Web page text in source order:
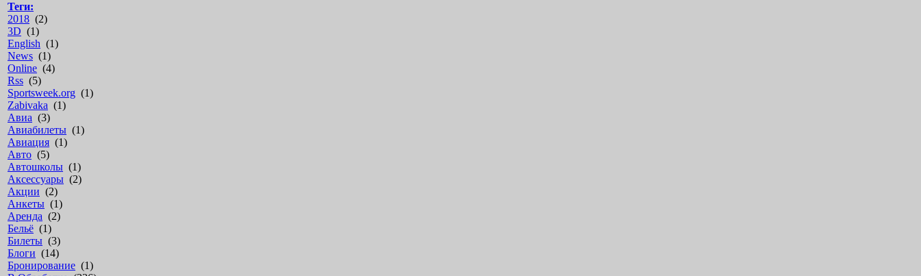
Теги:
2018 (2)
3D (1)
English (1)
News (1)
Online (4)
Rss (5)
Sportsweek.org (1)
Zabivaka (1)
Авиа (3)
Авиабилеты (1)
Авиация (1)
Авто (5)
Автошколы (1)
Аксессуары (2)
Акции (2)
Анкеты (1)
Аренда (2)
Бельё (1)
Билеты (3)
Блоги (14)
Бронирование (1)